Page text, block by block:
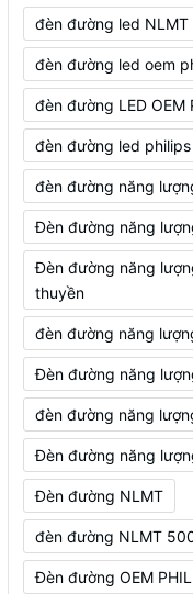
đèn đường led NLMT
đèn đường led oem
đèn đường LED OEM
đèn đường led philips
đèn đường năng
Đèn đường năng
Đèn đường năng
thuyền
đèn đường năng
Đèn đường năng
đèn đường năng
Đèn đường năng
Đèn đường NLMT
đèn đường NLMT
Đèn đường OEM